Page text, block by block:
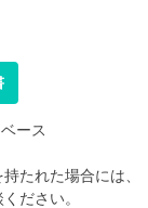
ース
たれた場合には、
ださい。